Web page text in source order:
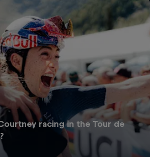
racing in the Tour de